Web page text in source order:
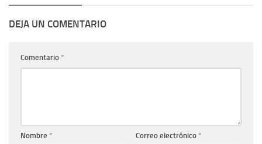
DEJA UN COMENTARIO
Comentario *
Nombre * Correo electrónico *